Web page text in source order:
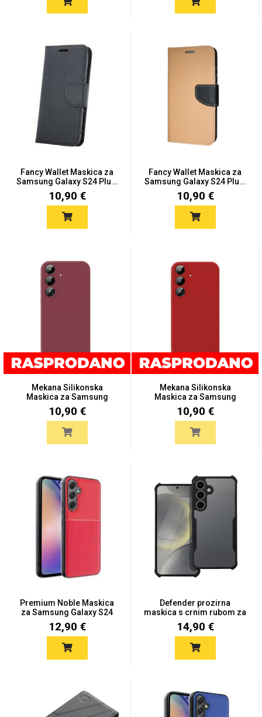
Fancy Wallet Maskica za
Samsung Galaxy S24 Plu...
10,90 €
Fancy Wallet Maskica za
Samsung Galaxy S24 Plu...
10,90 €
Mekana Silikonska
Maskica za Samsung
Galaxy S2...
10,90 €
Mekana Silikonska
Maskica za Samsung
Galaxy S2...
10,90 €
Premium Noble Maskica
za Samsung Galaxy S24
Pl...
12,90 €
Defender prozirna
maskica s crnim rubom za
Sam...
14,90 €